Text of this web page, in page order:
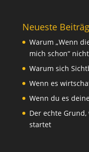
Neueste
Warum „Wenn
mich schon“
Warum sich
Wenn es
Wenn du es
Der echte
startet